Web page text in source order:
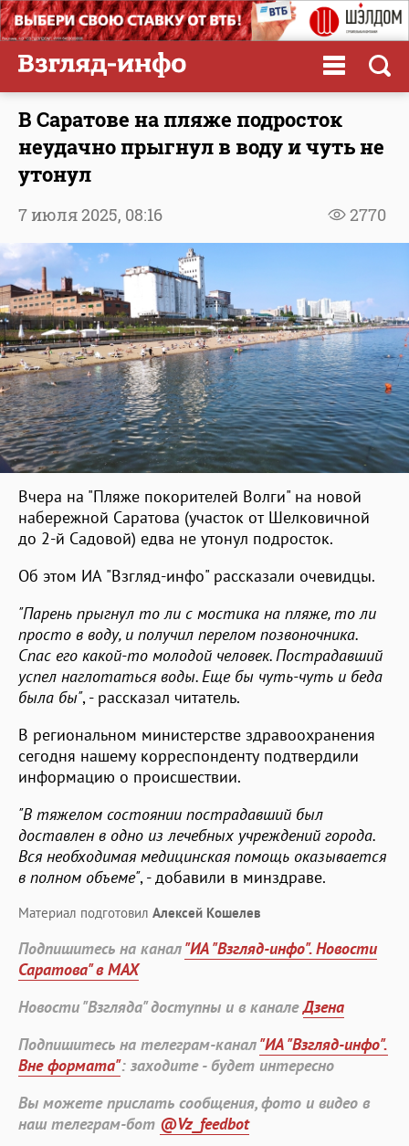
В Саратове на пляже подросток
неудачно прыгнул в воду и чуть не
утонул
2770
7 июля 2025, 08:16
Вчера на "Пляже покорителей Волги" на новой
набережной Саратова (участок от Шелковичной
до 2-й Садовой) едва не утонул подросток.
Об этом ИА "Взгляд-инфо" рассказали очевидцы.
"Парень прыгнул то ли с мостика на пляже, то ли
просто в воду, и получил перелом позвоночника.
Спас его какой-то молодой человек. Пострадавший
успел наглотаться воды. Еще бы чуть-чуть и беда
была бы", - рассказал читатель.
В региональном министерстве здравоохранения
сегодня нашему корреспонденту подтвердили
информацию о происшествии.
"В тяжелом состоянии пострадавший был
доставлен в одно из лечебных учреждений города.
Вся необходимая медицинская помощь оказывается
в полном объеме", - добавили в минздраве.
Материал подготовил Алексей Кошелев
Подпишитесь на канал"ИА "Взгляд-инфо". Новости
Саратова" в MAX
Новости "Взгляда" доступны и в каналеДзена
Подпишитесь на телеграм-канал"ИА "Взгляд-инфо".
Вне формата": заходите - будет интересно
Вы можете прислать сообщения, фото и видео в
наш телеграм-бот @Vz_feedbot